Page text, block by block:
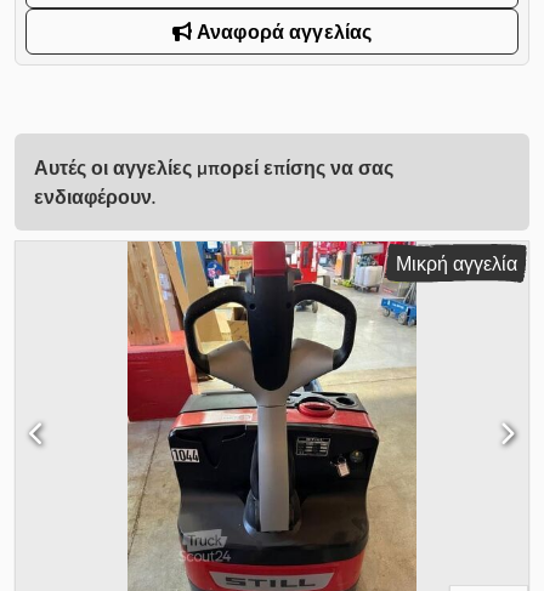
Αναφορά αγγελίας
Αυτές οι αγγελίες μπορεί επίσης να σας
ενδιαφέρουν.
Μικρή αγγελία